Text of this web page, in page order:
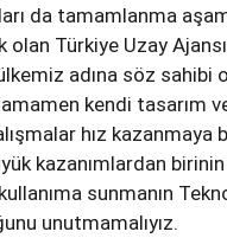
da tamamlanma
olan Türkiye Uzay
adına söz sahibi
kendi tasarım
hız kazanmaya
kazanımlardan
sunmanın
unutmamalıyız.